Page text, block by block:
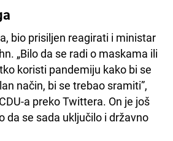
bio prisiljen reagirati i ministar
„Bilo da se radi o maskama ili
koristi pandemiju kako bi se
način, bi se trebao sramiti”,
a preko Twittera. On je još
da se sada uključilo i državno